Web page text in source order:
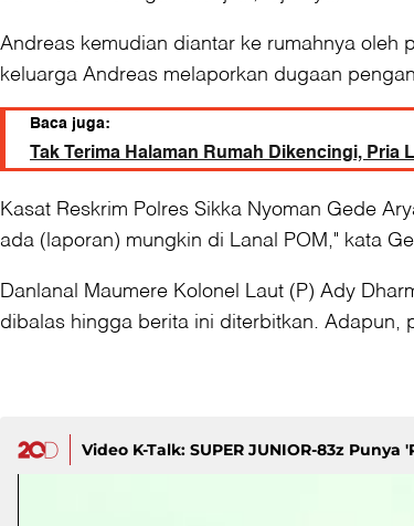
Andreas kemudian diantar ke rumahnya
keluarga Andreas melaporkan dugaan
Baca juga:
Tak Terima Halaman Rumah Dikencingi,
Kasat Reskrim Polres Sikka Nyoman Gede
ada (laporan) mungkin di Lanal POM," kata
Danlanal Maumere Kolonel Laut (P) Ady
dibalas hingga berita ini diterbitkan. Adapun,
Video K-Talk: SUPER JUNIOR-83z